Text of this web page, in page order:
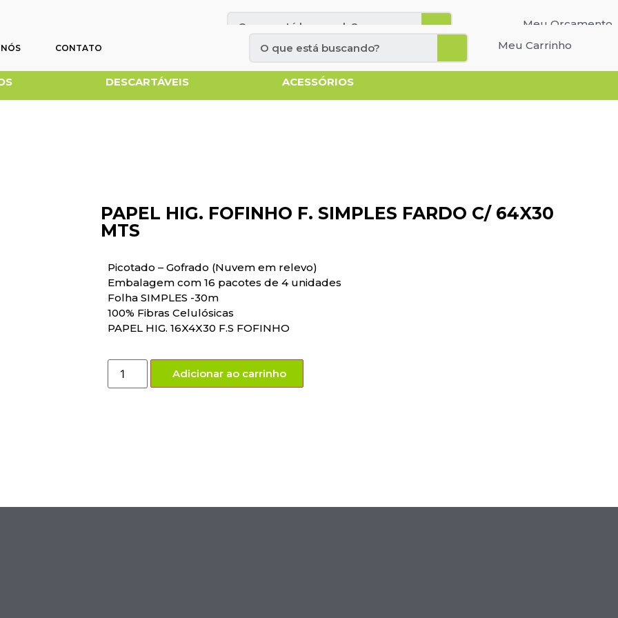
Cadastre-se
CONTATO Meu Carrinho
Meu Orçamento
DESCARTÁVEIS ACESSÓRIOS
PAPEL HIG. FOFINHO F. SIMPLES FARDO C/ 64X30
MTS
Picotado – Gofrado (Nuvem em relevo)
Embalagem com 16 pacotes de 4 unidades
Folha SIMPLES -30m
100% Fibras Celulósicas
PAPEL HIG. 16X4X30 F.S FOFINHO
Adicionar ao carrinho